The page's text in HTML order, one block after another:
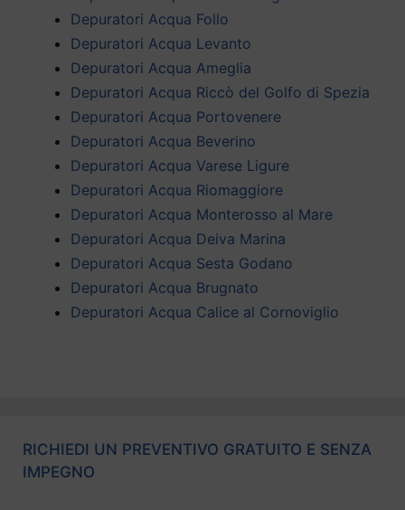
Depuratori Acqua Follo
Depuratori Acqua Levanto
Depuratori Acqua Ameglia
Depuratori Acqua Riccò del Golfo di Spezia
Depuratori Acqua Portovenere
Depuratori Acqua Beverino
Depuratori Acqua Varese Ligure
Depuratori Acqua Riomaggiore
Depuratori Acqua Monterosso al Mare
Depuratori Acqua Deiva Marina
Depuratori Acqua Sesta Godano
Depuratori Acqua Brugnato
Depuratori Acqua Calice al Cornoviglio
RICHIEDI UN PREVENTIVO GRATUITO E SENZA
IMPEGNO